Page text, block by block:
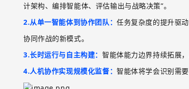
计架构、编排智能体、评估输出与战略决策”。
2.从单一智能体到协作团队：任务复杂度的提升驱
协同作战的新模式。
3.长时运行与自主构建： 智能体能力边界持续拓展
4.人机协作实现规模化监督：智能体将学会识别需